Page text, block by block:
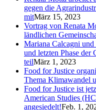
gegen die
mitMärz 15, 2023
Vortrag von Renata
ländlichen
Mariana Calcagni
und letzten Phase der
teilMärz 1, 2023
Food for Justice
Thema Klimawandel
Food for Justice ist
American Studies
angesiedelt!Feb. 1,